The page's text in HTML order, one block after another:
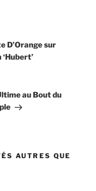
D’Orange sur
au Bout du
AUTRES QUE